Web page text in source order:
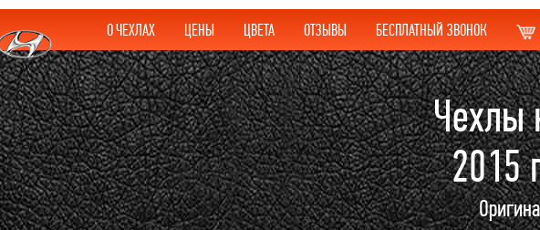
О ЧЕХЛАХ ЦЕНЫ ЦВЕТА ОТЗЫВЫ БЕСПЛАТНЫЙ ЗВОНОК
Чехлы
2015